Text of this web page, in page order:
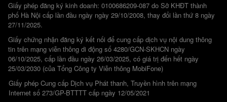
Giấy phép đăng ký kinh doanh: 0100686209-087 do Sở KHĐT thành
phố Hà Nội cấp lần đầu ngày ngày 29/10/2008, thay đổi lần thứ 8 ngày
27/11/2025.
Giấy chứng nhận đăng ký kết nối để cung cấp dịch vụ nội dung thông
tin trên mạng viễn thông di động số 4280/GCN-SKHCN ngày
06/10/2025, cấp lần đầu ngày 26/03/2025, có giá trị đến hết ngày
25/03/2030 (của Tổng Công ty Viễn thông MobiFone)
Giấy phép Cung cấp Dịch vụ Phát thanh, Truyền hình trên mạng
Internet số 273/GP-BTTTT cấp ngày 12/05/2021